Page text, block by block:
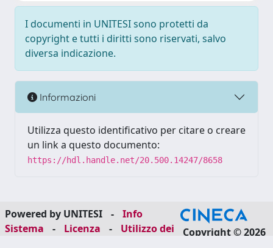
I documenti in UNITESI sono protetti da
copyright e tutti i diritti sono riservati, salvo
diversa indicazione.
Informazioni
Utilizza questo identificativo per citare o creare
un link a questo documento:
https://hdl.handle.net/20.500.14247/8658
Powered by UNITESI -
Info
Sistema
- Licenza -
Utilizzo dei
Copyright © 2026